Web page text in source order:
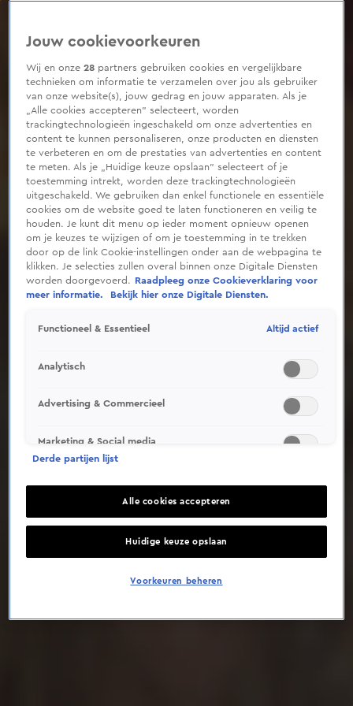
0
Deze video is niet beschikbaar op je huidige locatie
Jouw cookievoorkeuren
Wij en onze28 partners gebruiken cookies en vergelijkbare
technieken om informatie te verzamelen over jou als gebruiker
van onze website(s), jouw gedrag en jouw apparaten. Als je
„Alle cookies accepteren” selecteert, worden
trackingtechnologieën ingeschakeld om onze advertenties en
content te kunnen personaliseren, onze producten en diensten
te verbeteren en om de prestaties van advertenties en content
te meten. Als je „Huidige keuze opslaan” selecteert of je
toestemming intrekt, worden deze trackingtechnologieën
uitgeschakeld. We gebruiken dan enkel functionele en essentiële
cookies om de website goed te laten functioneren en veilig te
houden. Je kunt dit menu op ieder moment opnieuw openen
om je keuzes te wijzigen of om je toestemming in te trekken
door op de link Cookie-instellingen onder aan de webpagina te
klikken. Je selecties zullen overal binnen onze Digitale Diensten
worden doorgevoerd.
Raadpleeg onze Cookieverklaring voor
meer informatie.
Bekijk hier onze Digitale Diensten.
Functioneel & Essentieel Altijd actief
Analytisch
Advertising & Commercieel
Marketing & Social media
Derde partijen lijst
Alle cookies accepteren
Huidige keuze opslaan
Voorkeuren beheren